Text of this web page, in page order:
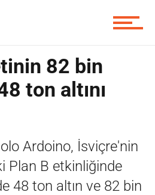
82 bin
ton altını
Ardoino, İsviçre'nin
Plan B etkinliğinde
48 ton altın ve 82 bin